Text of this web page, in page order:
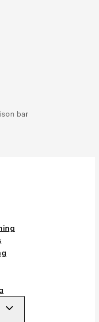
bar
TOGGLE